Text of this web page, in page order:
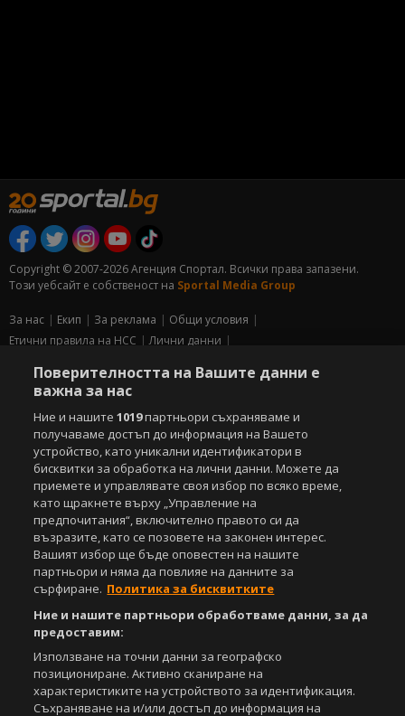
Copyright © 2007-2026 Агенция Спортал. Всички права запазени.
Този уебсайт е собственост на Sportal Media Group
За нас Екип За рекламa
Общи условия
Етични правила на НСС
Лични данни
Съдържанието на този уеб сайт и технологиите, използвани в него, са
под закрила на Закона за авторското право и сродните му права.
Всички статии, репортажи, интервюта и други текстови, графични и
видео материали, публикувани в сайта, са собственост на Агенция
Спортал, освен ако изрично е посочено друго. Допуска се
публикуване на текстови материали само след писмено съгласие на
Агенция Спортал, посочване на източника и добавяне на линк към
www.sportal.bg. Използването на графични и видео материали,
публикувани в сайта, е строго забранено. Нарушителите ще бъдат
санкционирани с цялата строгост на закона.
СвалиБЕЗПЛАТНОТОприложение за:
Android
Powered by:
Поверителността на Вашите данни е
важна за нас
Ние и нашите1019партньори съхраняваме и
получаваме достъп до информация на Вашето
устройство, като уникални идентификатори в
бисквитки за обработка на лични данни. Можете да
приемете и управлявате своя избор по всяко време,
като щракнете върху „Управление на
предпочитания“, включително правото си да
възразите, като се позовете на законен интерес.
Вашият избор ще бъде оповестен на нашите
партньори и няма да повлияе на данните за
сърфиране. Политика за бисквитките
Ние и нашите партньори обработваме данни, за да
предоставим:
Използване на точни данни за географско
позициониране. Активно сканиране на
характеристиките на устройството за идентификация.
Съхраняване на и/или достъп до информация на